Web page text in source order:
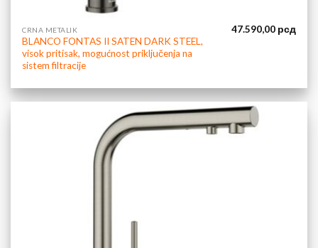
CRNA METALIK
BLANCO FONTAS II SATEN DARK STEEL,
visok pritisak, mogućnost priključenja na
sistem filtracije
47.590,00 рсд